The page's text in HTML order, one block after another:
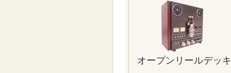
オープンリールデッキ